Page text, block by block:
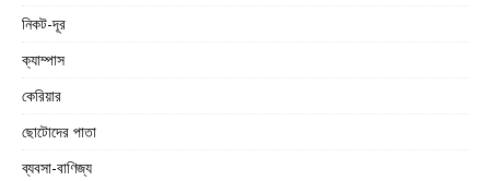
নিকট-দূর
ক্যাম্পাস
কেরিয়ার
ছোটোদের পাতা
ব্যবসা-বাণিজ্য